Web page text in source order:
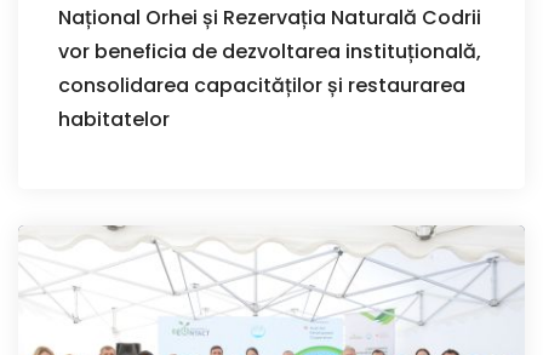
Național Orhei și Rezervația Naturală Codrii
vor beneficia de dezvoltarea instituțională,
consolidarea capacităților și restaurarea
habitatelor